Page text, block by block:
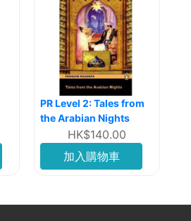
PR Level 2: Tales from
the Arabian Nights
HK$140.00
加入購物車